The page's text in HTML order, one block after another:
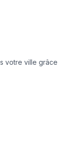
votre ville grâce